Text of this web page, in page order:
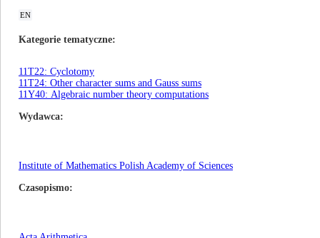
EN
Kategorie tematyczne
11T22: Cyclotomy
11T24: Other character sums and Gauss sums
11Y40: Algebraic number theory computations
Wydawca
Institute of Mathematics Polish Academy of Sciences
Czasopismo